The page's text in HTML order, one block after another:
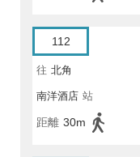
112
往 北角
南洋酒店 站
距離 30m